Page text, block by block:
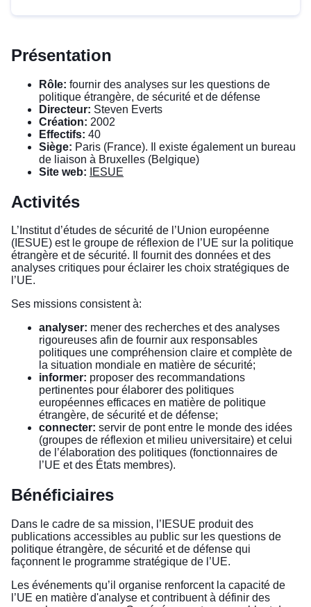
Présentation
Rôle: fournir des analyses sur les questions de
politique étrangère, de sécurité et de défense
Directeur: Steven Everts
Création: 2002
Effectifs: 40
Siège: Paris (France). Il existe également un bureau
de liaison à Bruxelles (Belgique)
Site web:
IESUE
Activités
L’Institut d’études de sécurité de l’Union européenne
(IESUE) est le groupe de réflexion de l’UE sur la politique
étrangère et de sécurité. Il fournit des données et des
analyses critiques pour éclairer les choix stratégiques de
l’UE.
Ses missions consistent à:
analyser: mener des recherches et des analyses
rigoureuses afin de fournir aux responsables
politiques une compréhension claire et complète de
la situation mondiale en matière de sécurité;
informer: proposer des recommandations
pertinentes pour élaborer des politiques
européennes efficaces en matière de politique
étrangère, de sécurité et de défense;
connecter: servir de pont entre le monde des idées
(groupes de réflexion et milieu universitaire) et celui
de l’élaboration des politiques (fonctionnaires de
l’UE et des États membres).
Bénéficiaires
Dans le cadre de sa mission, l’IESUE produit des
publications accessibles au public sur les questions de
politique étrangère, de sécurité et de défense qui
façonnent le programme stratégique de l’UE.
Les événements qu’il organise renforcent la capacité de
l’UE en matière d'analyse et contribuent à définir des